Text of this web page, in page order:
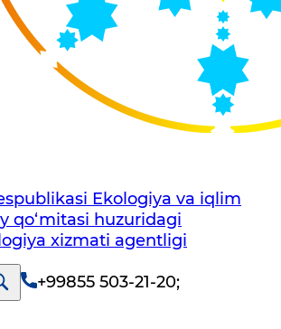
Ekologiya va iqlim
qo‘mitasi huzuridagi
xizmati agentligi
+99855 503-21-20;